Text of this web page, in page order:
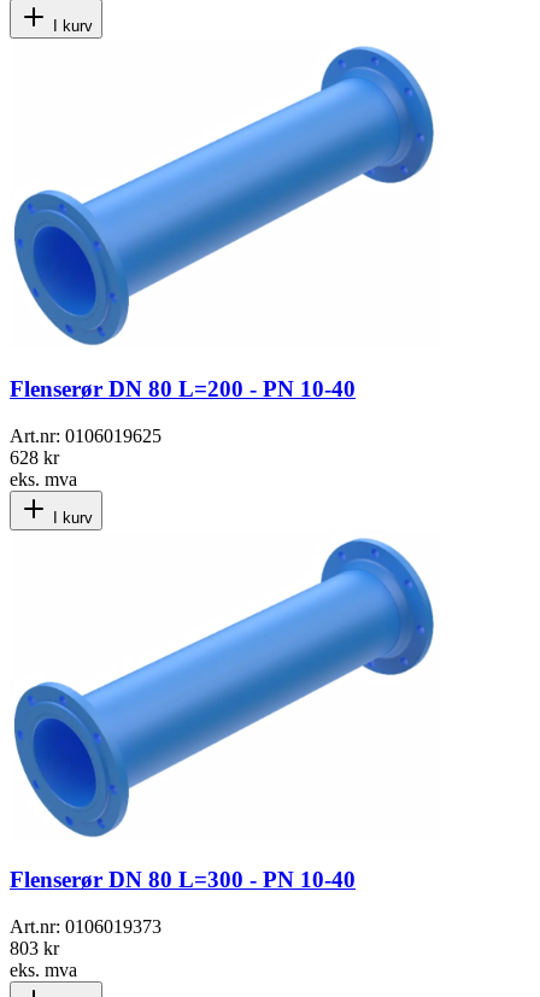
I kurv
Flenserør DN 80 L=200 - PN 10-40
Art.nr: 0106019625
628 kr
eks. mva
I kurv
Flenserør DN 80 L=300 - PN 10-40
Art.nr: 0106019373
803 kr
eks. mva